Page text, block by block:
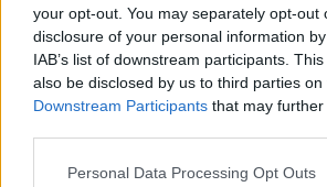
your opt-out. You may separately opt-out
disclosure of your personal information
IAB’s list of downstream participants.
also be disclosed by us to third parties on
Downstream Participants that may
Personal Data Processing Opt Outs
Природен газ от Кипър ще
Европа през 2028 година